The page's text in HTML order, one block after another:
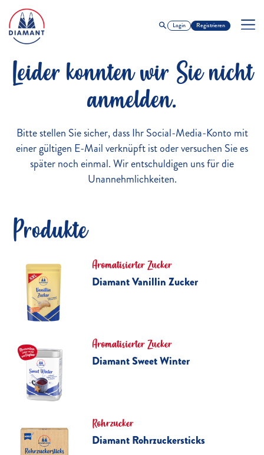
Login Registrieren
Leider konnten wir Sie nicht
anmelden.
Bitte stellen Sie sicher, dass Ihr Social-Media-Konto mit
einer gültigen E-Mail verknüpft ist oder versuchen Sie es
später noch einmal. Wir entschuldigen uns für die
Unannehmlichkeiten.
Produkte
Aromatisierter Zucker
Diamant Vanillin Zucker
Aromatisierter Zucker
Diamant Sweet Winter
Rohrzucker
Diamant Rohrzuckersticks